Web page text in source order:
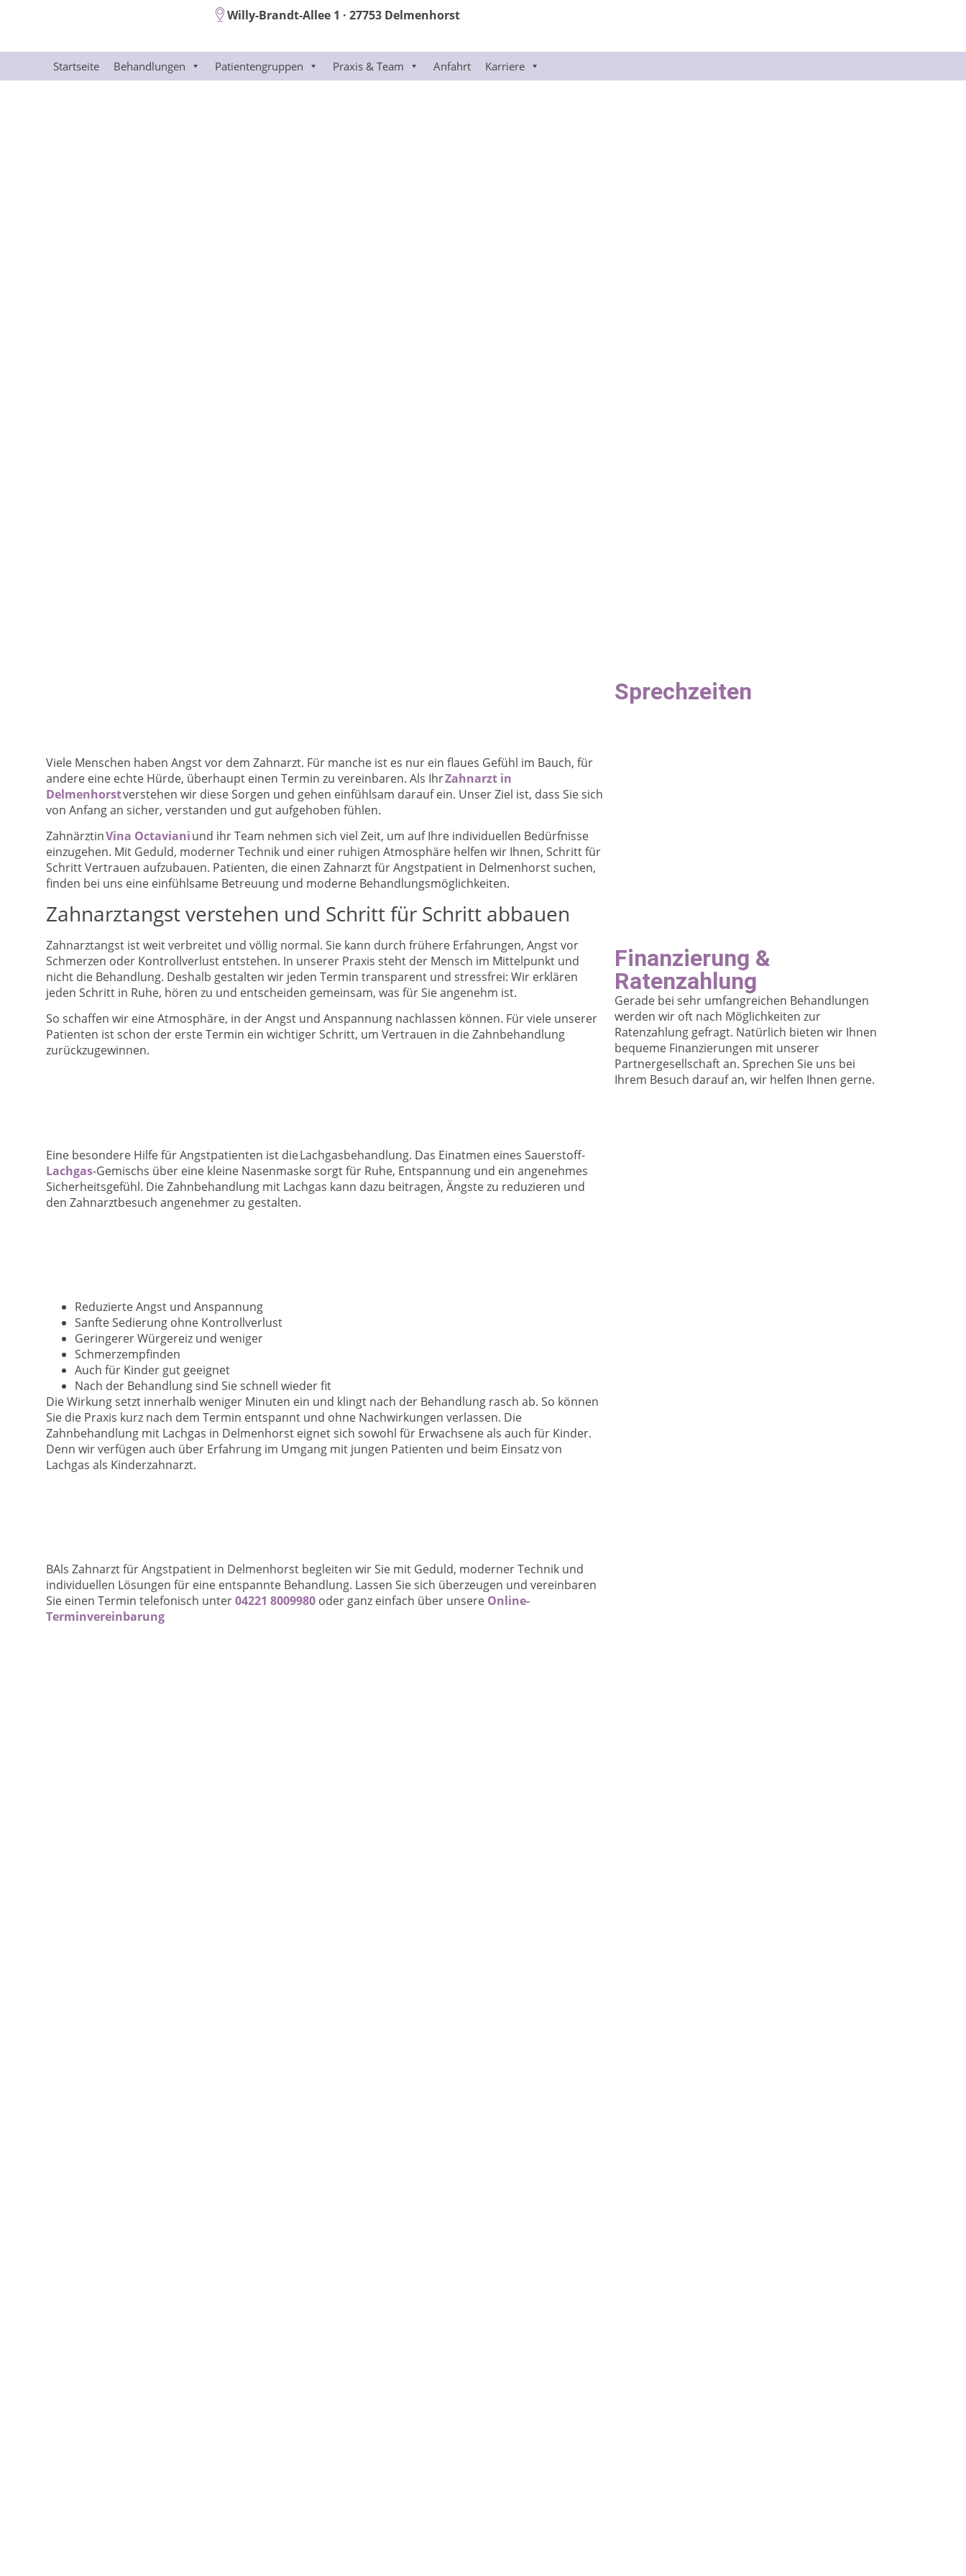
Willy-Brandt-Allee 1 · 27753 Delmenhorst
Startseite Behandlungen Patientengruppen Praxis & Team Anfahrt Karriere
Viele Menschen haben Angst vor dem Zahnarzt. Für manche ist es nur ein flaues Gefühl im Bauch, für
andere eine echte Hürde, überhaupt einen Termin zu vereinbaren. Als IhrZahnarzt in
Delmenhorstverstehen wir diese Sorgen und gehen einfühlsam darauf ein. Unser Ziel ist, dass Sie sich
von Anfang an sicher, verstanden und gut aufgehoben fühlen.
ZahnärztinVina Octavianiund ihr Team nehmen sich viel Zeit, um auf Ihre individuellen Bedürfnisse
einzugehen. Mit Geduld, moderner Technik und einer ruhigen Atmosphäre helfen wir Ihnen, Schritt für
Schritt Vertrauen aufzubauen. Patienten, die einen Zahnarzt für Angstpatient in Delmenhorst suchen,
finden bei uns eine einfühlsame Betreuung und moderne Behandlungsmöglichkeiten.
Zahnarztangst verstehen und Schritt für Schritt abbauen
Zahnarztangst ist weit verbreitet und völlig normal. Sie kann durch frühere Erfahrungen, Angst vor
Schmerzen oder Kontrollverlust entstehen. In unserer Praxis steht der Mensch im Mittelpunkt und
nicht die Behandlung. Deshalb gestalten wir jeden Termin transparent und stressfrei: Wir erklären
jeden Schritt in Ruhe, hören zu und entscheiden gemeinsam, was für Sie angenehm ist.
So schaffen wir eine Atmosphäre, in der Angst und Anspannung nachlassen können. Für viele unserer
Patienten ist schon der erste Termin ein wichtiger Schritt, um Vertrauen in die Zahnbehandlung
zurückzugewinnen.
Eine besondere Hilfe für Angstpatienten ist die Lachgasbehandlung. Das Einatmen eines Sauerstoff-
Lachgas-Gemischs über eine kleine Nasenmaske sorgt für Ruhe, Entspannung und ein angenehmes
Sicherheitsgefühl. Die Zahnbehandlung mit Lachgas kann dazu beitragen, Ängste zu reduzieren und
den Zahnarztbesuch angenehmer zu gestalten.
Reduzierte Angst und Anspannung
Sanfte Sedierung ohne Kontrollverlust
Geringerer Würgereiz und weniger
Schmerzempfinden
Auch für Kinder gut geeignet
Nach der Behandlung sind Sie schnell wieder fit
Die Wirkung setzt innerhalb weniger Minuten ein und klingt nach der Behandlung rasch ab. So können
Sie die Praxis kurz nach dem Termin entspannt und ohne Nachwirkungen verlassen. Die
Zahnbehandlung mit Lachgas in Delmenhorst eignet sich sowohl für Erwachsene als auch für Kinder.
Denn wir verfügen auch über Erfahrung im Umgang mit jungen Patienten und beim Einsatz von
Lachgas als Kinderzahnarzt.
BAls Zahnarzt für Angstpatient in Delmenhorst begleiten wir Sie mit Geduld, moderner Technik und
individuellen Lösungen für eine entspannte Behandlung. Lassen Sie sich überzeugen und vereinbaren
Sie einen Termin telefonisch unter04221 8009980 oder ganz einfach über unsere Online-
Terminvereinbarung
Sprechzeiten
Finanzierung &
Ratenzahlung
Gerade bei sehr umfangreichen Behandlungen
werden wir oft nach Möglichkeiten zur
Ratenzahlung gefragt. Natürlich bieten wir Ihnen
bequeme Finanzierungen mit unserer
Partnergesellschaft an. Sprechen Sie uns bei
Ihrem Besuch darauf an, wir helfen Ihnen gerne.